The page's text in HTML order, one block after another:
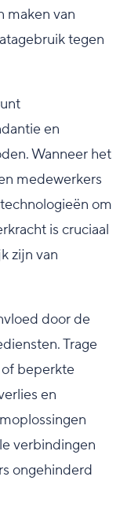
maken van
tegen
en
Wanneer het
medewerkers
om
is cruciaal
zijn van
door de
Trage
beperkte
en
verbindingen
ongehinderd